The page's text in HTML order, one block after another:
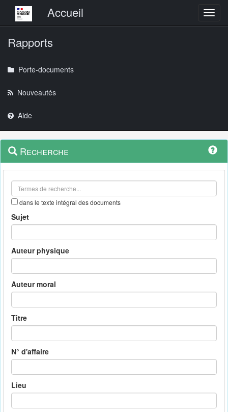
Menu principalAccueil
Rapports
Porte-documents
Nouveautés
Aide
Navigation
outils
Menu
contextuel
Recherche
dans le texte intégral des documents
Sujet
Auteur physique
Auteur moral
Titre
N° d'affaire
Lieu